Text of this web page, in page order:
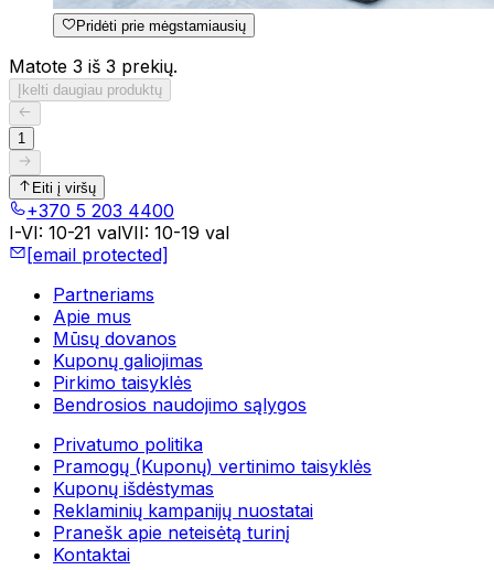
Pridėti prie mėgstamiausių
Matote 3 iš 3 prekių.
Įkelti daugiau produktų
1
Eiti į viršų
+370 5 203 4400
I-VI: 10-21 valVII: 10-19 val
[email protected]
Partneriams
Apie mus
Mūsų dovanos
Kuponų galiojimas
Pirkimo taisyklės
Bendrosios naudojimo sąlygos
Privatumo politika
Pramogų (Kuponų) vertinimo taisyklės
Kuponų išdėstymas
Reklaminių kampanijų nuostatai
Pranešk apie neteisėtą turinį
Kontaktai